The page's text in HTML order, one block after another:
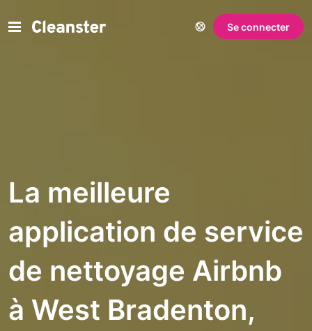
Se connecter
La meilleure
application de service
de nettoyage Airbnb
à West Bradenton,